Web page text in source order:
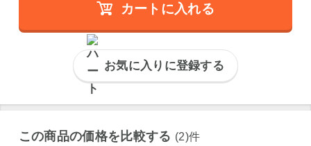
カートに入れる
お気に入りに登録する
この商品の価格を比較する (2)件